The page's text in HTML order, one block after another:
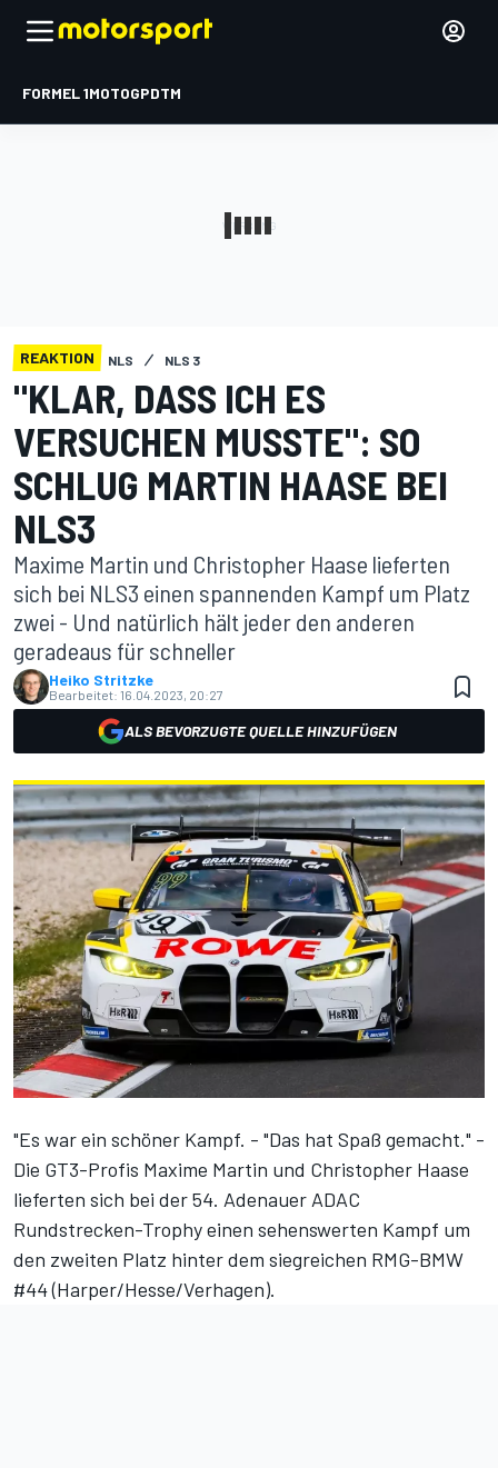
FORMEL 1MOTOGPDTM
REAKTION NLS NLS 3
"KLAR, DASS ICH ES
VERSUCHEN MUSSTE": SO
SCHLUG MARTIN HAASE BEI
NLS3
Maxime Martin und Christopher Haase lieferten
sich bei NLS3 einen spannenden Kampf um Platz
zwei - Und natürlich hält jeder den anderen
geradeaus für schneller
Heiko Stritzke
Bearbeitet: 16.04.2023, 20:27
ALS BEVORZUGTE QUELLE HINZUFÜGEN
"Es war ein schöner Kampf. - "Das hat Spaß gemacht." -
Die GT3-Profis Maxime Martin und Christopher Haase
lieferten sich bei der54. Adenauer ADAC
Rundstrecken-Trophyeinen sehenswerten Kampf um
den zweiten Platz hinter dem siegreichen RMG-BMW
#44 (Harper/Hesse/Verhagen).